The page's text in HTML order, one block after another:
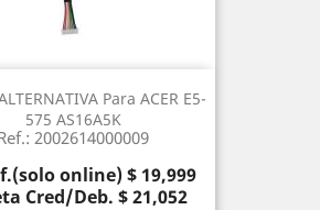
Para ACER E5-
575 AS16A5K
2002614000009
online) $ 19,999
Cred/Deb. $ 21,052